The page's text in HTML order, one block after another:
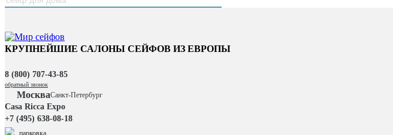
КРУПНЕЙШИЕ САЛОНЫ СЕЙФОВ ИЗ ЕВРОПЫ
8 (800) 707-43-85
обратный звонок
МоскваСанкт-Петербург
Casa Ricca Expo
+7 (495) 638-08-18
парковка